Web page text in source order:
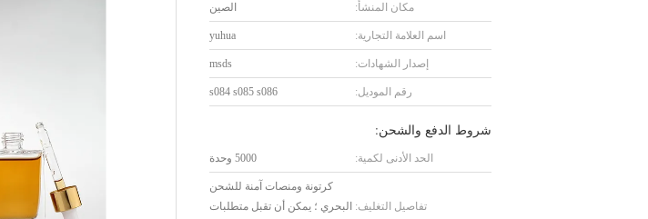
مكان المنشأ: الصين
اسم العلامة التجارية: yuhua
إصدار الشهادات: msds
رقم الموديل: s084 s085 s086
شروط الدفع والشحن:
الحد الأدنى لكمية: 5000 وحدة
تفاصيل التغليف:
كرتونة ومنصات آمنة للشحن
البحري ؛ يمكن أن تقبل متطلبات